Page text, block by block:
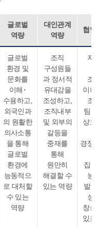
글로벌
역량
대인관계
역량
협업
글로벌
환경 및
문화를
이해･
수용하고,
외국인과
의 원활한
의사소통
을 통해
글로벌
환경에
능동적으
로 대처할
수 있는
역량
조직
구성원들
과 정서적
유대감을
조성하고,
조직내부
및 외부의
갈등을
중재를
통해
원만히
해결할 수
있는 역량
자
조
이해
조
팀
상호
경쟁
집
능
발
성
창출
있는